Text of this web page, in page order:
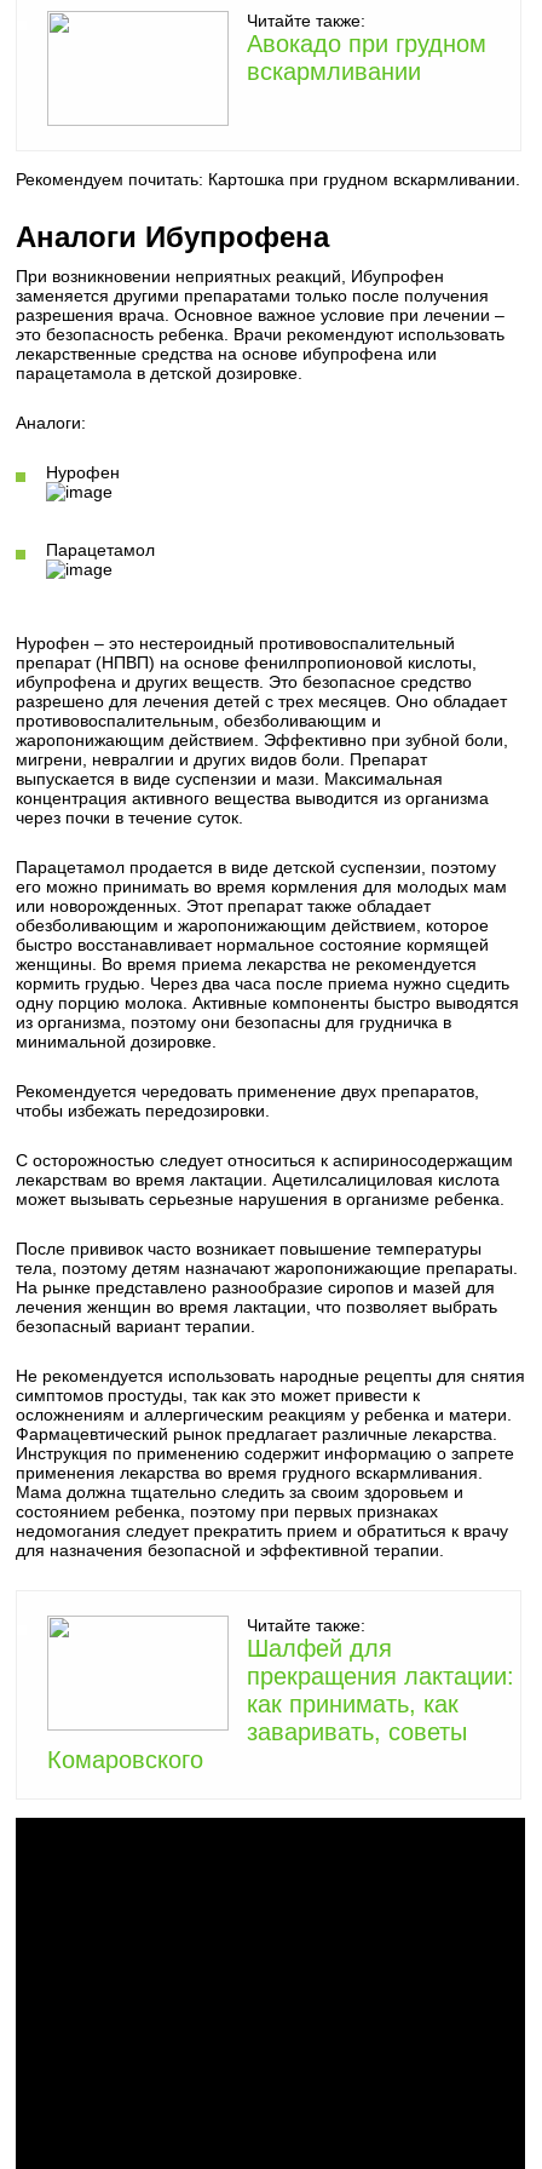
Читайте также:
Авокадо при грудном
вскармливании
Рекомендуем почитать: Картошка при грудном вскармливании.
Аналоги Ибупрофена
При возникновении неприятных реакций, Ибупрофен
заменяется другими препаратами только после получения
разрешения врача. Основное важное условие при лечении –
это безопасность ребенка. Врачи рекомендуют использовать
лекарственные средства на основе ибупрофена или
парацетамола в детской дозировке.
Аналоги:
Нурофен
Парацетамол
Нурофен – это нестероидный противовоспалительный
препарат (НПВП) на основе фенилпропионовой кислоты,
ибупрофена и других веществ. Это безопасное средство
разрешено для лечения детей с трех месяцев. Оно обладает
противовоспалительным, обезболивающим и
жаропонижающим действием. Эффективно при зубной боли,
мигрени, невралгии и других видов боли. Препарат
выпускается в виде суспензии и мази. Максимальная
концентрация активного вещества выводится из организма
через почки в течение суток.
Парацетамол продается в виде детской суспензии, поэтому
его можно принимать во время кормления для молодых мам
или новорожденных. Этот препарат также обладает
обезболивающим и жаропонижающим действием, которое
быстро восстанавливает нормальное состояние кормящей
женщины. Во время приема лекарства не рекомендуется
кормить грудью. Через два часа после приема нужно сцедить
одну порцию молока. Активные компоненты быстро выводятся
из организма, поэтому они безопасны для грудничка в
минимальной дозировке.
Рекомендуется чередовать применение двух препаратов,
чтобы избежать передозировки.
С осторожностью следует относиться к аспириносодержащим
лекарствам во время лактации. Ацетилсалициловая кислота
может вызывать серьезные нарушения в организме ребенка.
После прививок часто возникает повышение температуры
тела, поэтому детям назначают жаропонижающие препараты.
На рынке представлено разнообразие сиропов и мазей для
лечения женщин во время лактации, что позволяет выбрать
безопасный вариант терапии.
Не рекомендуется использовать народные рецепты для снятия
симптомов простуды, так как это может привести к
осложнениям и аллергическим реакциям у ребенка и матери.
Фармацевтический рынок предлагает различные лекарства.
Инструкция по применению содержит информацию о запрете
применения лекарства во время грудного вскармливания.
Мама должна тщательно следить за своим здоровьем и
состоянием ребенка, поэтому при первых признаках
недомогания следует прекратить прием и обратиться к врачу
для назначения безопасной и эффективной терапии.
Читайте также:
Шалфей для
прекращения лактации:
как принимать, как
заваривать, советы
Комаровского